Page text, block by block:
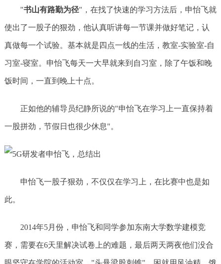
"书山有路勤为径"，在找了快速的学习方法后，申怡飞就
使出了一股子的狠劲，他认真听讲每一节课并做好笔记，认
真做每一个试验。基本就是四点一线的生活，教室-实验室-自
习室-寝室。申怡飞每天一大早就来到自习室，除了午饭和晚
饭时间，一直到晚上十点。
正如他的辅导员纪静所说的"申怡飞在学习上一直保持着
一股拼劲，节假日也很少休息"。
申怡飞一股子狠劲，不仅仅在学习上，在比赛中也是如
此。
2014年5月份，申怡飞和同学参加东南大学数学建模竞
赛，需要在6天里解决试卷上的难题，最后两天两夜他们没合